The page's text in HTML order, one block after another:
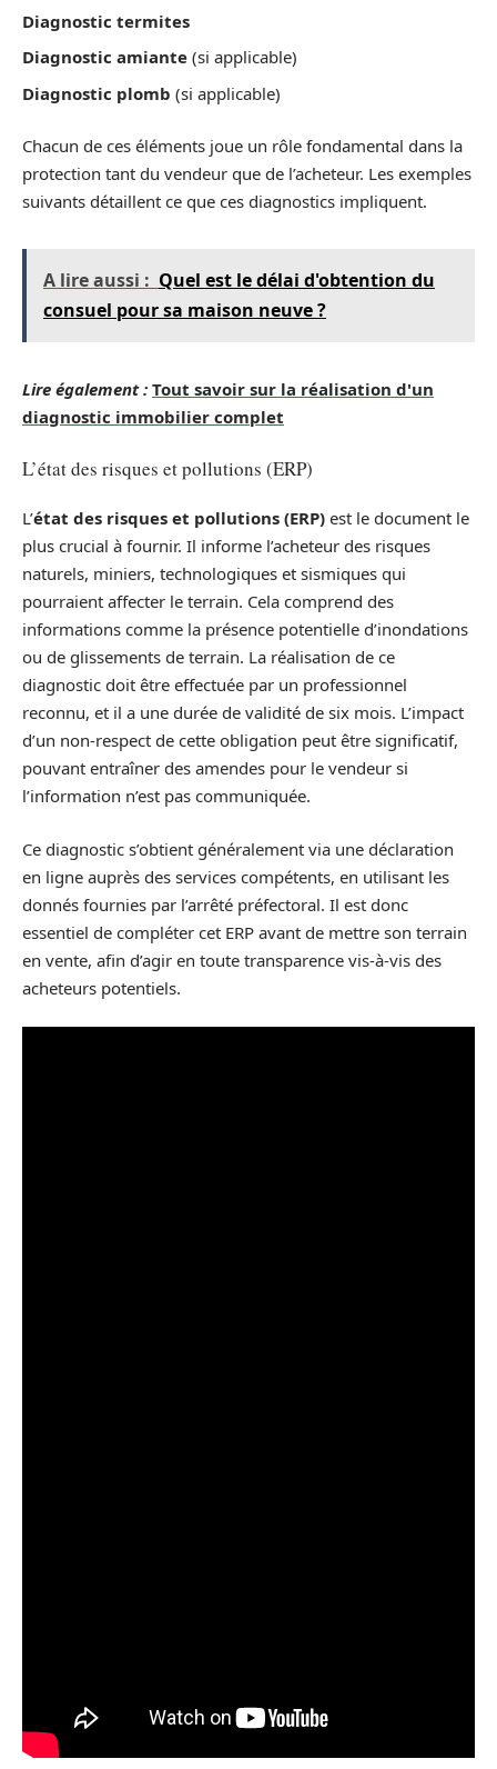
Diagnostic termites
Diagnostic amiante (si applicable)
Diagnostic plomb (si applicable)
Chacun de ces éléments joue un rôle fondamental dans la
protection tant du vendeur que de l’acheteur. Les exemples
suivants détaillent ce que ces diagnostics impliquent.
A lire aussi : Quel est le délai d'obtention du
consuel pour sa maison neuve ?
Lire également : Tout savoir sur la réalisation d'un
diagnostic immobilier complet
L’état des risques et pollutions (ERP)
L’état des risques et pollutions (ERP) est le document le
plus crucial à fournir. Il informe l’acheteur des risques
naturels, miniers, technologiques et sismiques qui
pourraient affecter le terrain. Cela comprend des
informations comme la présence potentielle d’inondations
ou de glissements de terrain. La réalisation de ce
diagnostic doit être effectuée par un professionnel
reconnu, et il a une durée de validité de six mois. L’impact
d’un non-respect de cette obligation peut être significatif,
pouvant entraîner des amendes pour le vendeur si
l’information n’est pas communiquée.
Ce diagnostic s’obtient généralement via une déclaration
en ligne auprès des services compétents, en utilisant les
donnés fournies par l’arrêté préfectoral. Il est donc
essentiel de compléter cet ERP avant de mettre son terrain
en vente, afin d’agir en toute transparence vis-à-vis des
acheteurs potentiels.